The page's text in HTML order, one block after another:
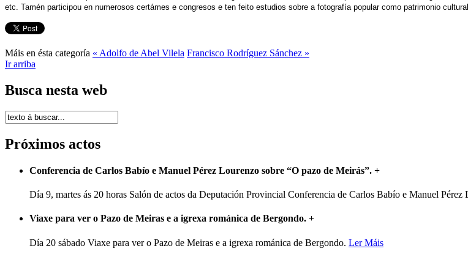
etc. Tamén participou en numerosos certámes e congresos e ten feito estudios sobre a fotografía popular como patrimonio cultural.
Máis en ésta categoría « Adolfo de Abel Vilela Francisco Rodríguez Sánchez »
Ir arriba
Busca nesta web
Próximos actos
Conferencia de Carlos Babío e Manuel Pérez Lourenzo sobre “O pazo de Meirás”. +
Día 9, martes ás 20 horas Salón de actos da Deputación Provincial Conferencia de Carlos Babío e Manuel Pérez
Viaxe para ver o Pazo de Meiras e a igrexa románica de Bergondo. +
Día 20 sábado Viaxe para ver o Pazo de Meiras e a igrexa románica de Bergondo. Ler Máis